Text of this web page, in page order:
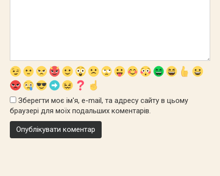
Зберегти моє ім'я, e-mail, та адресу сайту в цьому
браузері для моїх подальших коментарів.